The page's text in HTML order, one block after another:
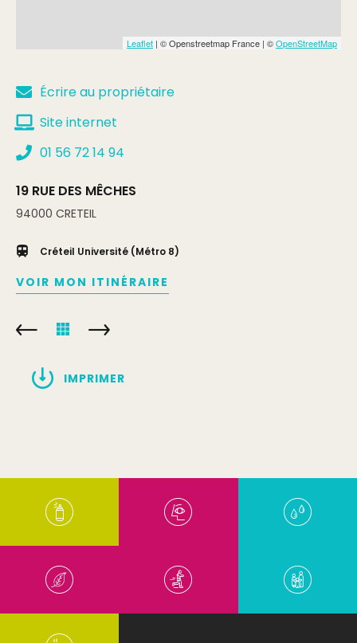
Leaflet | © Openstreetmap France | ©OpenStreetMap
Écrire au propriétaire
Site internet
01 56 72 14 94
19 RUE DES MÊCHES
94000 CRETEIL
Créteil Université (Métro 8)
VOIR MON ITINÉRAIRE
IMPRIMER